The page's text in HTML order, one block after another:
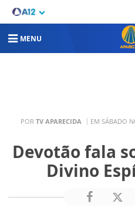
MENU
POR TV APARECIDA EM SÁBADO
Devotão fala
Divino